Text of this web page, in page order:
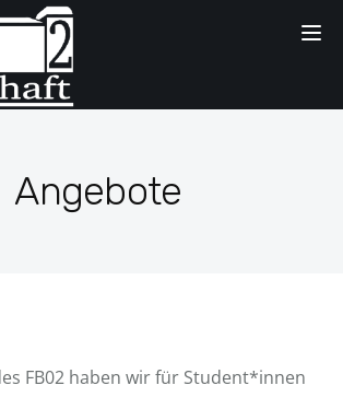
Angebote
FB02 haben wir für Student*innen